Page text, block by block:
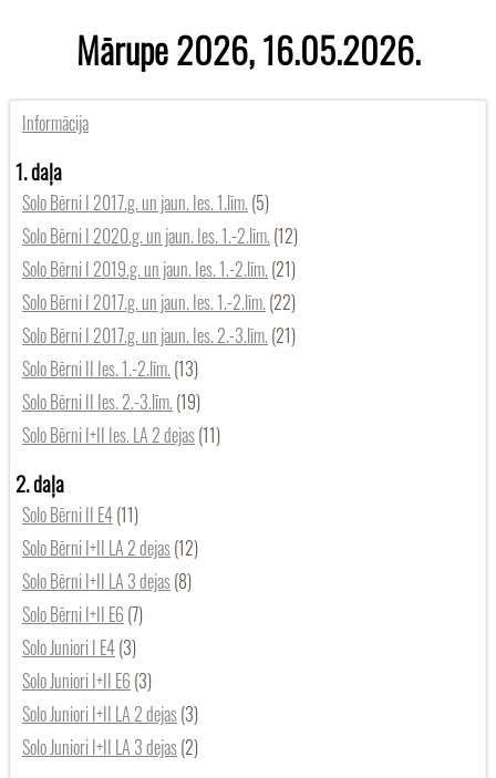
Mārupe 2026, 16.05.2026.
Informācija
1. daļa
Solo Bērni I 2017.g. un jaun. Ies. 1.līm.(5)
Solo Bērni I 2020.g. un jaun. Ies. 1.-2.līm.(12)
Solo Bērni I 2019.g. un jaun. Ies. 1.-2.līm.(21)
Solo Bērni I 2017.g. un jaun. Ies. 1.-2.līm.(22)
Solo Bērni I 2017.g. un jaun. Ies. 2.-3.līm.(21)
Solo Bērni II Ies. 1.-2.līm.(13)
Solo Bērni II Ies. 2.-3.līm.(19)
Solo Bērni I+II Ies. LA 2 dejas(11)
2. daļa
Solo Bērni II E4(11)
Solo Bērni I+II LA 2 dejas(12)
Solo Bērni I+II LA 3 dejas(8)
Solo Bērni I+II E6 (7)
Solo Juniori I E4(3)
Solo Juniori I+II E6 (3)
Solo Juniori I+II LA 2 dejas(3)
Solo Juniori I+II LA 3 dejas(2)